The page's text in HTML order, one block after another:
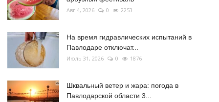
Авг 4, 2026 0 2253
На время гидравлических испытаний в
Павлодаре отключат...
Июль 31, 2026 0 1876
Шквальный ветер и жара: погода в
Павлодарской области 3...